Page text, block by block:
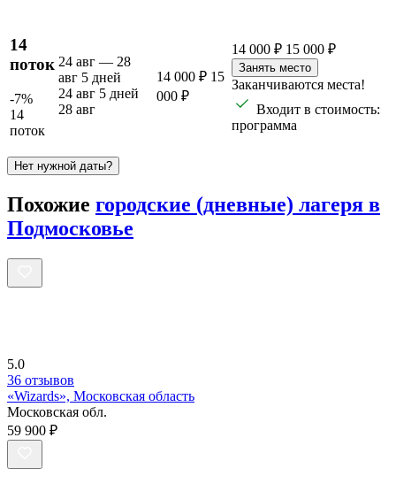
14
поток
-7%
14
поток
24 авг — 28
авг 5 дней
24 авг 5 дней
28 авг
14 000 ₽ 15
000 ₽
14 000 ₽ 15 000 ₽
Занять место
Заканчиваются места!
Входит в стоимость:
программа
Нет нужной даты?
Похожие городские (дневные) лагеря в
Подмосковье
5.0
36 отзывов
«Wizards», Московская область
Московская обл.
59 900 ₽